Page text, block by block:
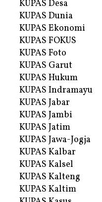
KUPAS Desa
KUPAS Dunia
KUPAS Ekonomi
KUPAS FOKUS
KUPAS Foto
KUPAS Garut
KUPAS Hukum
KUPAS Indramayu
KUPAS Jabar
KUPAS Jambi
KUPAS Jatim
KUPAS Jawa-Jogja
KUPAS Kalbar
KUPAS Kalsel
KUPAS Kalteng
KUPAS Kaltim